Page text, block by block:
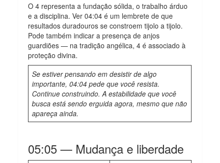
O 4 representa a fundação sólida, o trabalho árduo
e a disciplina. Ver 04:04 é um lembrete de que
resultados duradouros se constroem tijolo a tijolo.
Pode também indicar a presença de anjos
guardiões — na tradição angélica, 4 é associado à
proteção divina.
Se estiver pensando em desistir de algo
importante, 04:04 pede que você resista.
Continue construindo. A estabilidade que você
busca está sendo erguida agora, mesmo que não
apareça ainda.
05:05 — Mudança e liberdade